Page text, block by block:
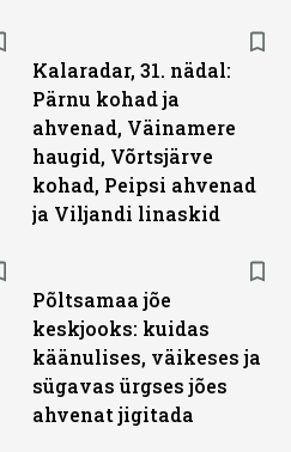
Kalaradar, 31. nädal:
Pärnu kohad ja
ahvenad, Väinamere
haugid, Võrtsjärve
kohad, Peipsi ahvenad
ja Viljandi linaskid
Põltsamaa jõe
keskjooks: kuidas
käänulises, väikeses ja
sügavas ürgses jões
ahvenat jigitada